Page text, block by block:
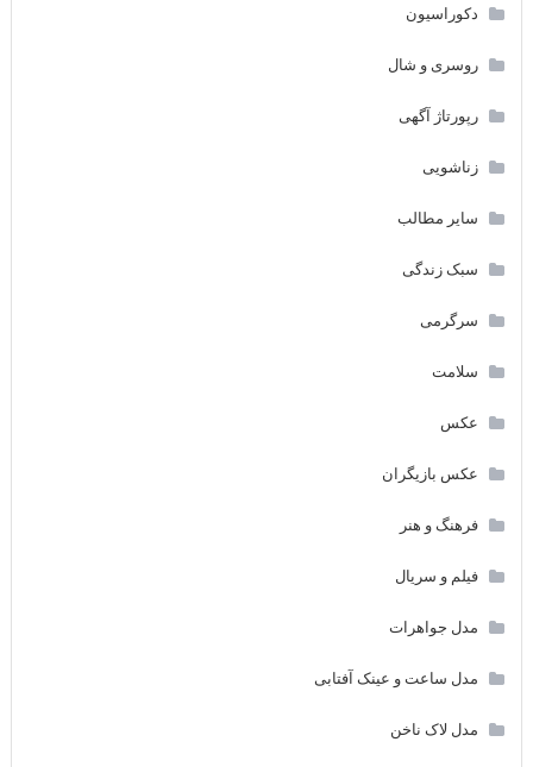
دکوراسیون
روسری و شال
رپورتاژ آگهی
زناشویی
سایر مطالب
سبک زندگی
سرگرمی
سلامت
عکس
عکس بازیگران
فرهنگ و هنر
فیلم و سریال
مدل جواهرات
مدل ساعت و عینک آفتابی
مدل لاک ناخن